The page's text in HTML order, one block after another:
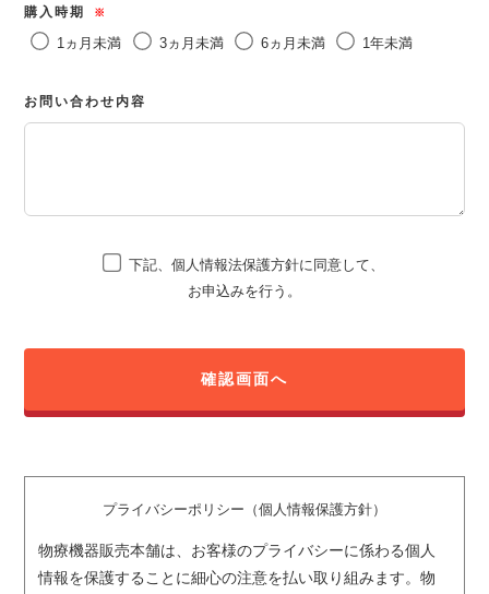
購入時期 ※
1ヵ月未満 3ヵ月未満 6ヵ月未満 1年未満
お問い合わせ内容
下記、個人情報法保護方針に同意して、
お申込みを行う。
プライバシーポリシー（個人情報保護方針）
物療機器販売本舗は、お客様のプライバシーに係わる個人
情報を保護することに細心の注意を払い取り組みます。物